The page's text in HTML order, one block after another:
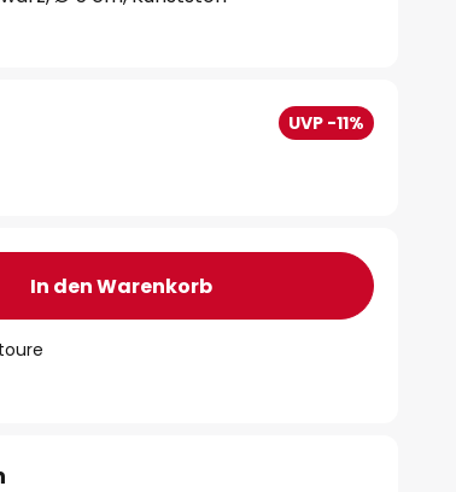
UVP -11%
In den Warenkorb